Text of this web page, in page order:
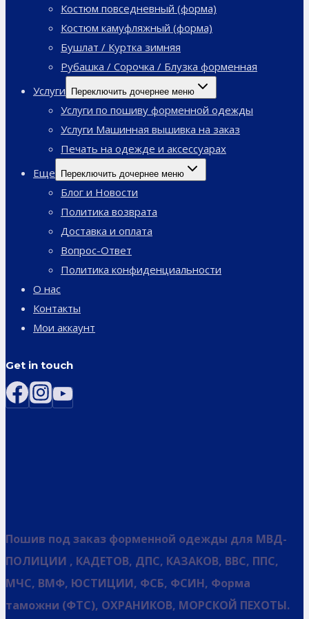
Костюм повседневный (форма)
Костюм камуфляжный (форма)
Бушлат / Куртка зимняя
Рубашка / Сорочка / Блузка форменная
Услуги
Переключить дочернее меню
Услуги по пошиву форменной одежды
Услуги Машинная вышивка на заказ
Печать на одежде и аксессуарах
Еще
Переключить дочернее меню
Блог и Новости
Политика возврата
Доставка и оплата
Вопрос-Ответ
Политика конфиденциальности
О нас
Контакты
Мои аккаунт
Get in touch
Пошив под заказ форменной одежды для МВД-
ПОЛИЦИИ , КАДЕТОВ, ДПС, КАЗАКОВ, ВВС, ППС,
МЧС, ВМФ, ЮСТИЦИИ, ФСБ, ФСИН, Форма
таможни (ФТС), ОХРАНИКОВ, МОРСКОЙ ПЕХОТЫ.